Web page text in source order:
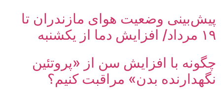
پیش‌بینی وضعیت هوای مازندران تا
۱۹ مرداد/ افزایش دما از یکشنبه
چگونه با افزایش سن از «پروتئین
نگهدارنده بدن» مراقبت کنیم؟